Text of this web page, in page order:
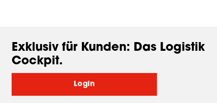
Exklusiv für Kunden: Das Logistik
Cockpit.
Login